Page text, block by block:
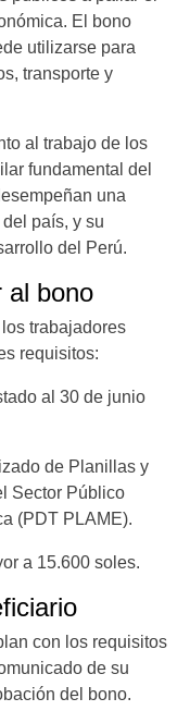
El bono
utilizarse para
transporte y
al trabajo de los
fundamental del
una
país, y su
del Perú.
al bono
trabajadores
requisitos:
al 30 de junio
de Planillas y
Sector Público
(PDT PLAME).
a 15.600 soles.
con los requisitos
de su
del bono.